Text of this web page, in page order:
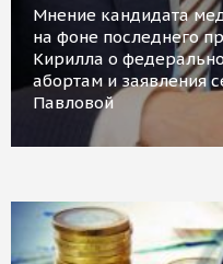
Мнение кандидата
на фоне последнего
Кирилла о
абортам и заявления
Павловой